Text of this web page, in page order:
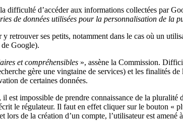
difficulté d’accéder aux informations collectées par
de données utilisées pour la personnalisation de la
retrouver ses petits, notamment dans le cas où un
de Google).
et compréhensibles », assène la Commission.
gère une vingtaine de services) et les finalités
de certaines données.
est impossible de prendre connaissance de la
le régulateur. Il faut en effet cliquer sur le bouton «
lors de la création d’un compte, l’utilisateur est amené